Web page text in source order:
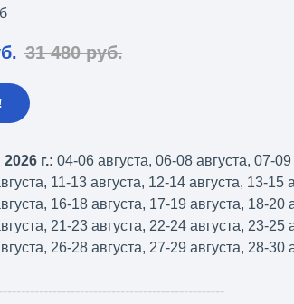
31 480 руб.
г.: 04-06 августа, 06-08 августа, 07-
11-13 августа, 12-14 августа, 13-15
16-18 августа, 17-19 августа, 18-20
21-23 августа, 22-24 августа, 23-25
26-28 августа, 27-29 августа, 28-30